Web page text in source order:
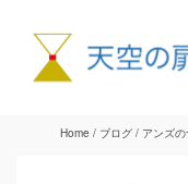
Home / ブログ / アンズ